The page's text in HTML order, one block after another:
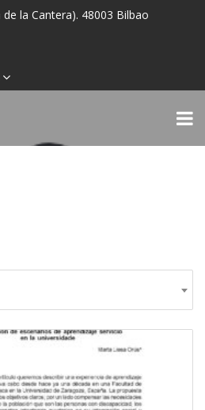
la Cantera). 48003 Bilbao